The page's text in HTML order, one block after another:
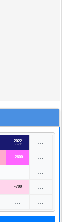
2022
マギア …
-2600 …
…
-700 …
… …